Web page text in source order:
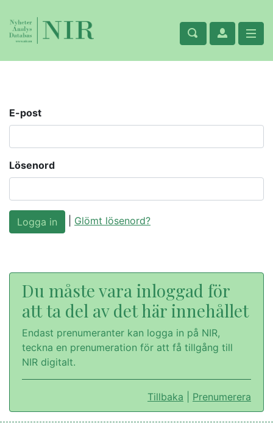
E-post
Lösenord
Glömt lösenord?
Du måste vara inloggad för
att ta del av det här innehållet
Endast prenumeranter kan logga in på NIR,
teckna en prenumeration för att få tillgång till
NIR digitalt.
Tillbaka Prenumerera